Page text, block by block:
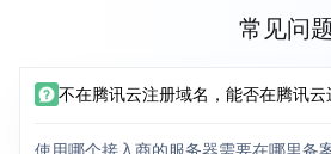
常见问
不在腾讯云注册域名，能否在腾讯云
使用哪个接入商的服务器需要在哪里备